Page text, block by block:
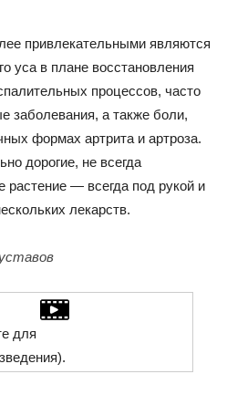
привлекательными являются
уса в плане восстановления
процессов, часто
заболевания, а также боли,
формах артрита и артроза.
дорогие, не всегда
— всегда под рукой и
лекарств.
для